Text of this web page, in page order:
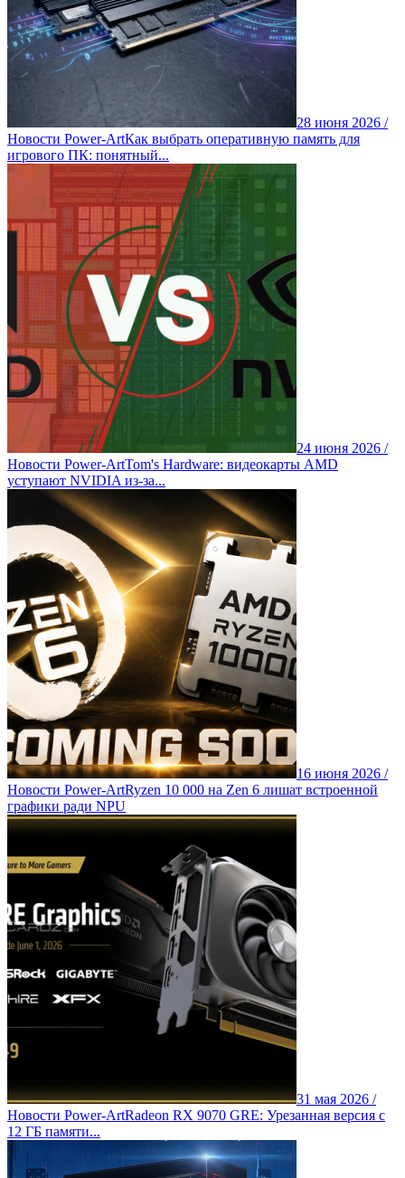
28 июня 2026 /
Новости Power-ArtКак выбрать оперативную память для
игрового ПК: понятный...
24 июня 2026 /
Новости Power-ArtTom's Hardware: видеокарты AMD
уступают NVIDIA из-за...
16 июня 2026 /
Новости Power-ArtRyzen 10 000 на Zen 6 лишат встроенной
графики ради NPU
31 мая 2026 /
Новости Power-ArtRadeon RX 9070 GRE: Урезанная версия с
12 ГБ памяти...